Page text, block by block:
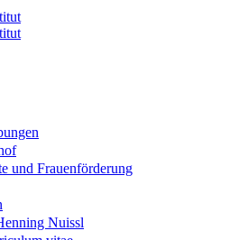
und Frauenförderung
Nuissl